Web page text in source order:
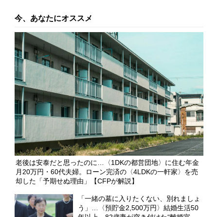
今、あなたにオススメ
老後は安泰だと思ったのに…〈1DKの都営団地〉に住む年金
月20万円・60代夫婦。ローン完済の〈4LDKの一軒家〉を売
却した「予期せぬ理由」【CFPが解説】
「一緒の墓に入りたくない、別れましょ
う」…〈預貯金2,500万円〉結婚生活50